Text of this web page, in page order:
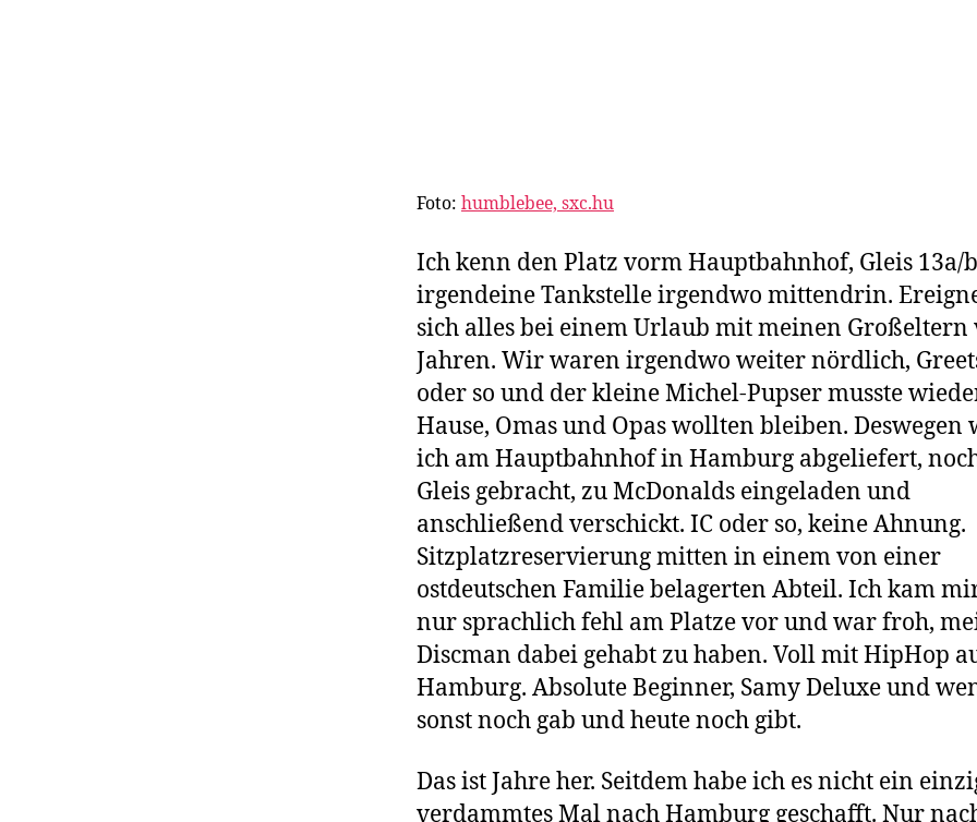
Foto: humblebee, sxc.hu
Ich kenn den Platz vorm Hauptbahnhof, Gleis 13a/
irgendeine Tankstelle irgendwo mittendrin.
sich alles bei einem Urlaub mit meinen Großeltern
Jahren. Wir waren irgendwo weiter nördlich,
oder so und der kleine Michel-Pupser musste
Hause, Omas und Opas wollten bleiben. Deswegen
ich am Hauptbahnhof in Hamburg abgeliefert,
Gleis gebracht, zu McDonalds eingeladen und
anschließend verschickt. IC oder so, keine Ahnung.
Sitzplatzreservierung mitten in einem von einer
ostdeutschen Familie belagerten Abteil. Ich kam
nur sprachlich fehl am Platze vor und war froh,
Discman dabei gehabt zu haben. Voll mit HipHop
Hamburg. Absolute Beginner, Samy Deluxe und
sonst noch gab und heute noch gibt.
Das ist Jahre her. Seitdem habe ich es nicht ein
verdammtes Mal nach Hamburg geschafft. Nur